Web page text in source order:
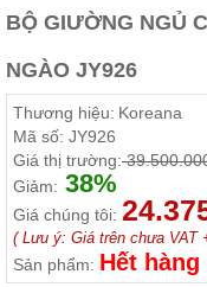
Phòng
Ngủ
Giường
ngủ, tủ
áo, bàn
trang
điểm
Nội
Phòng
Ăn
BỘ GIƯỜNG NGỦ
NGÀO JY926
Thương hiệu: Koreana
Mã số: JY926
Giá thị trường:
Giảm: 38%
Giá chúng tôi:
( Lưu ý: Giá trên chưa VAT
Sản phẩm: Hết hàng